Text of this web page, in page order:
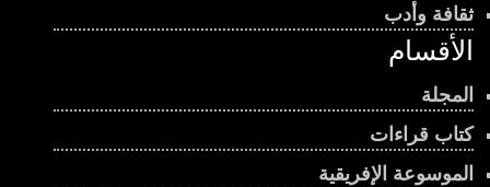
ثقافة وأدب
الأقسام
المجلة
كتاب قراءات
الموسوعة الإفريقية